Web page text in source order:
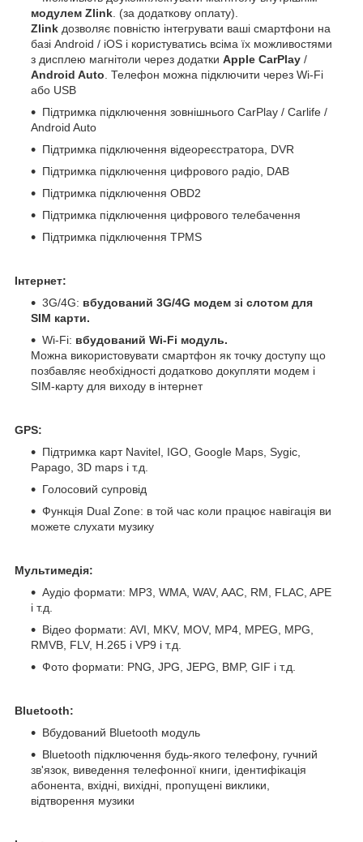
модулем Zlink . (за додаткову оплату).
Zlink дозволяє повністю інтегрувати ваші смартфони на
базі Android / iOS і користуватись всіма їх можливостями
з дисплею магнітоли через додатки Apple CarPlay /
Android Auto . Телефон можна підключити через Wi-Fi
або USB
Підтримка підключення зовнішнього CarPlay / Carlife /
Android Auto
Підтримка підключення відеореєстратора, DVR
Підтримка підключення цифрового радіо, DAB
Підтримка підключення OBD2
Підтримка підключення цифрового телебачення
Підтримка підключення TPMS
Інтернет:
3G/4G: вбудований 3G/4G модем зі слотом для
SIM карти.
Wi-Fi: вбудований Wi-Fi модуль.
Можна використовувати смартфон як точку доступу що
позбавляє необхідності додатково докупляти модем і
SIM-карту для виходу в інтернет
GPS:
Підтримка карт Navitel, IGO, Google Maps, Sygic,
Papago, 3D maps і т.д.
Голосовий супровід
Функція Dual Zone: в той час коли працює навігація ви
можете слухати музику
Мультимедія:
Аудіо формати: MP3, WMA, WAV, AAC, RM, FLAC, APE
і т.д.
Відео формати: AVI, MKV, MOV, MP4, MPEG, MPG,
RMVB, FLV, H.265 і VP9 і т.д.
Фото формати: PNG, JPG, JEPG, BMP, GIF і т.д.
Bluetooth:
Вбудований Bluetooth модуль
Bluetooth підключення будь-якого телефону, гучний
зв'язок, виведення телефонної книги, ідентифікація
абонента, вхідні, вихідні, пропущені виклики,
відтворення музики